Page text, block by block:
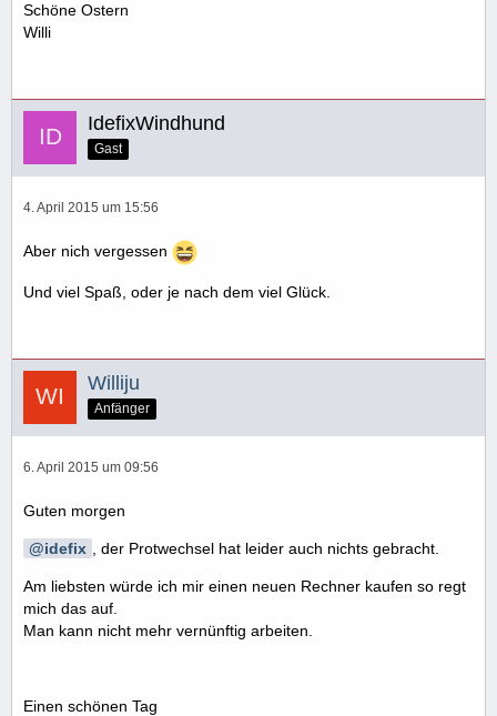
Schöne Ostern
Willi
IdefixWindhund
Gast
4. April 2015 um 15:56
Aber nich vergessen
Und viel Spaß, oder je nach dem viel Glück.
Williju
Anfänger
6. April 2015 um 09:56
Guten morgen
idefix , der Protwechsel hat leider auch nichts gebracht.
Am liebsten würde ich mir einen neuen Rechner kaufen so regt
mich das auf.
Man kann nicht mehr vernünftig arbeiten.
Einen schönen Tag